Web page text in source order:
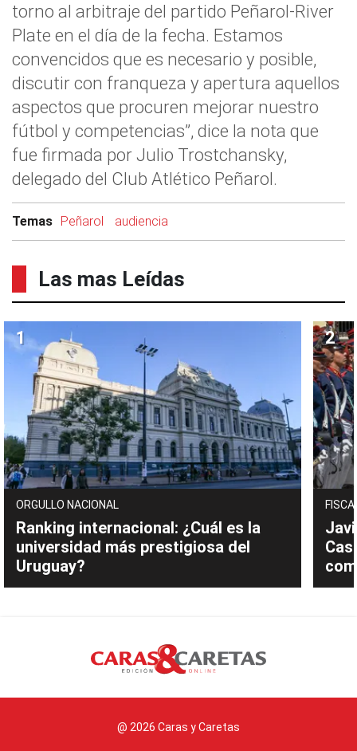
torno al arbitraje del partido Peñarol-River
Plate en el día de la fecha. Estamos
convencidos que es necesario y posible,
discutir con franqueza y apertura aquellos
aspectos que procuren mejorar nuestro
fútbol y competencias”, dice la nota que
fue firmada por Julio Trostchansky,
delegado del Club Atlético Peñarol.
Temas Peñarol audiencia
Las mas Leídas
ORGULLO NACIONAL
Ranking internacional: ¿Cuál es la
universidad más prestigiosa del
Uruguay?
@ 2026 Caras y Caretas